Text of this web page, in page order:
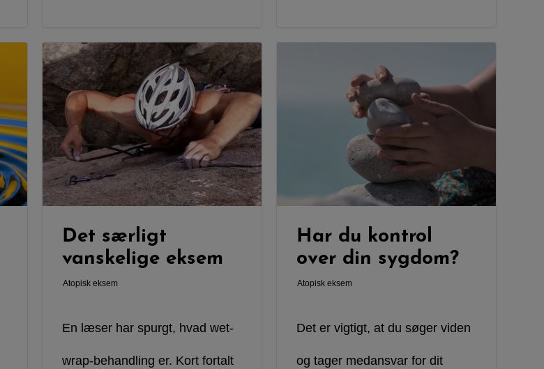
Det særligt
vanskelige eksem
Atopisk eksem
En læser har spurgt, hvad wet-
wrap-behandling er. Kort fortalt
Har du kontrol
over din sygdom?
Atopisk eksem
Det er vigtigt, at du søger viden
og tager medansvar for dit